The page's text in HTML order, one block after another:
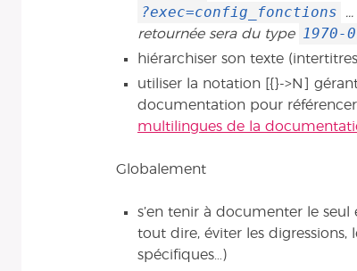
?exec=config_fonctions ...
retournée sera du type
1970-
hiérarchiser son texte
utiliser la notation [{}->N]
documentation pour
multilingues de la
Globalement
s’en tenir à documenter le
tout dire, éviter les digressions,
spécifiques…)